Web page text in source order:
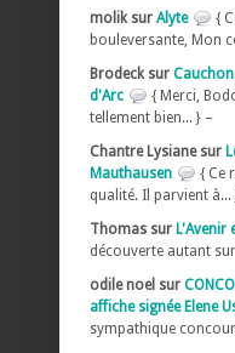
molik sur Alyte
{
bouleversante, Mon
Brodeck sur
d'Arc
{ Merci,
tellement bien... } –
Chantre Lysiane sur
Mauthausen
{ Ce
qualité. Il parvient à...
Thomas sur L'Avenir
découverte autant
odile noel sur
affiche signée Elene
sympathique